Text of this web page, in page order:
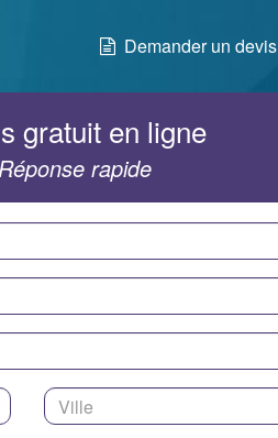
Demander un devis
gratuit en ligne
Réponse rapide